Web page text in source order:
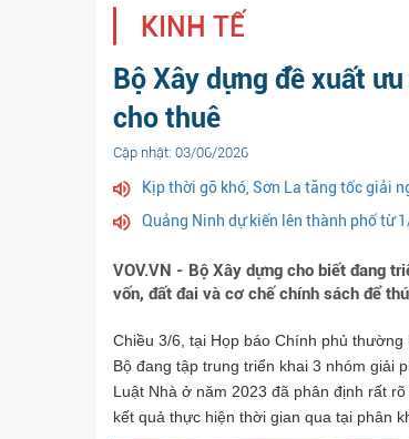
KINH TẾ
Bộ Xây dựng đề xuất
cho thuê
Cập nhật: 03/06/2026
Kịp thời gỡ khó, Sơn La tăng tốc giải
Quảng Ninh dự kiến lên thành phố từ
VOV.VN - Bộ Xây dựng cho biết đang
vốn, đất đai và cơ chế chính sách để
Chiều 3/6, tại Họp báo Chính phủ
Bộ đang tập trung triển khai 3 nhóm giải
Luật Nhà ở năm 2023 đã phân định rất
kết quả thực hiện thời gian qua tại phân